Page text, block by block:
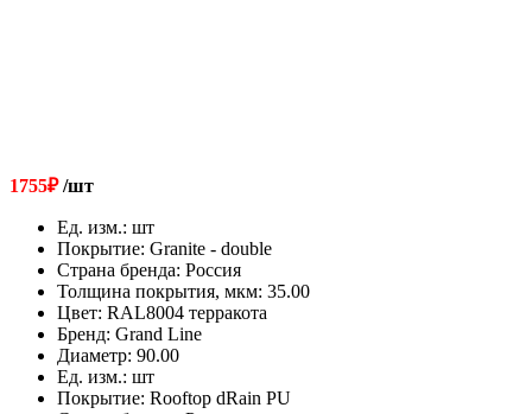
1755₽/шт
Ед. изм.: шт
Покрытие: Granite - double
Страна бренда: Россия
Толщина покрытия, мкм: 35.00
Цвет: RAL8004 терракота
Бренд: Grand Line
Диаметр: 90.00
Ед. изм.: шт
Покрытие: Rooftop dRain PU